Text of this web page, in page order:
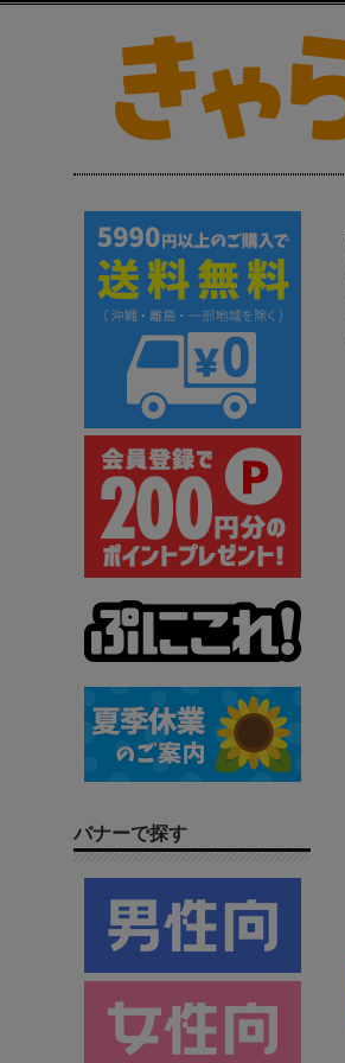
バナーで探す